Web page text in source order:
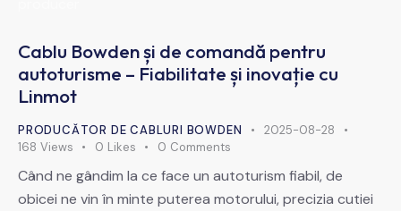
Cablu Bowden și de comandă pentru
autoturisme – Fiabilitate și inovație cu
Linmot
PRODUCĂTOR DE CABLURI BOWDEN
2025-08-28
168 Views 0 Likes 0 Comments
Când ne gândim la ce face un autoturism fiabil, de
obicei ne vin în minte puterea motorului, precizia cutiei